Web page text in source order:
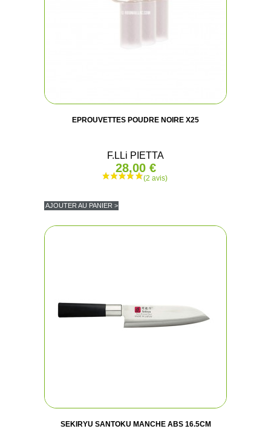
EPROUVETTES POUDRE NOIRE X25
F.LLi PIETTA
28,00 €
AJOUTER AU PANIER >
SEKIRYU SANTOKU MANCHE ABS 16.5CM